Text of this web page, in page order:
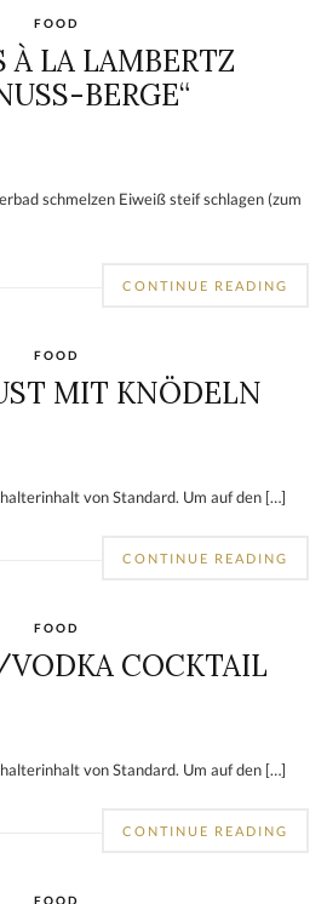
FOOD
À LA LAMBERTZ
BERGE“
schmelzen Eiweiß steif schlagen (zum
CONTINUE READING
FOOD
MIT KNÖDELN
von Standard. Um auf den […]
CONTINUE READING
FOOD
COCKTAIL
von Standard. Um auf den […]
CONTINUE READING
FOOD